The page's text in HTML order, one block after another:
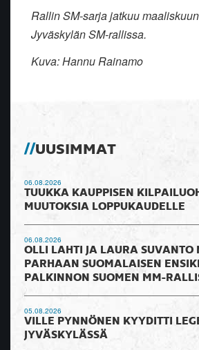
Rallin SM-sarja jatkuu
Jyväskylän SM-rallissa.
Kuva: Hannu Rainamo
UUSIMMAT
06.08.2026
TUUKKA KAUPPISEN
MUUTOKSIA LOPPUKAUDELLE
06.08.2026
OLLI LAHTI JA LAURA SUVANTO
PARHAAN SUOMALAISEN
PALKINNON SUOMEN MM-
05.08.2026
VILLE PYNNÖNEN KYYDITTI
JYVÄSKYLÄSSÄ